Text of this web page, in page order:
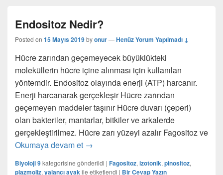
Endositoz Nedir?
Posted on 15 Mayıs 2019byonur—Henüz Yorum Yapılmadı ↓
Hücre zarından geçemeyecek büyüklükteki
moleküllerin hücre içine alınması için kullanılan
yöntemdir. Endositoz olayında enerji (ATP) harcanır.
Enerji harcanarak gerçekleşir Hücre zarından
geçemeyen maddeler taşınır Hücre duvarı (çeperi)
olan bakteriler, mantarlar, bitkiler ve arkalerde
gerçekleştirilmez. Hücre zarı yüzeyi azalır Fagositoz ve
Okumaya devam et Endositoz Nedir?
→
Biyoloji 9kategorisine gönderildi | Fagositoz, izotonik, pinositoz,
plazmoliz, yalancı ayakile etiketlendi | Bir Cevap Yazın